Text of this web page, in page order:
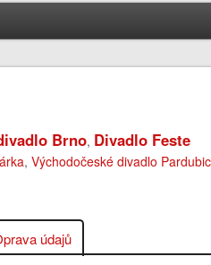
Brno, Divadlo Feste
,Východočeské divadlo
údajů